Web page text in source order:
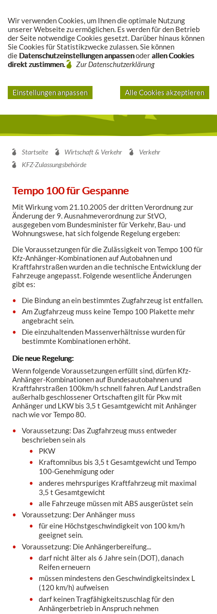
Wir verwenden Cookies, um Ihnen die optimale Nutzung
unserer Webseite zu ermöglichen. Es werden für den Betrieb
der Seite notwendige Cookies gesetzt. Darüber hinaus können
Sie Cookies für Statistikzwecke zulassen. Sie können
die Datenschutzeinstellungen anpassenoderallen Cookies
direkt zustimmen.
Zur Datenschutzerklärung
Einstellungen anpassen Alle Cookies akzeptieren
Startseite Wirtschaft & Verkehr
Verkehr
KFZ-Zulassungsbehörde
Tempo 100 für Gespanne
Mit Wirkung vom 21.10.2005 der dritten Verordnung zur
Änderung der 9. Ausnahmeverordnung zur StVO,
ausgegeben vom Bundesminister für Verkehr, Bau- und
Wohnungswese, hat sich folgende Regelung ergeben:
Die Voraussetzungen für die Zulässigkeit von Tempo 100 für
Kfz-Anhänger-Kombinationen auf Autobahnen und
Kraftfahrstraßen wurden an die technische Entwicklung der
Fahrzeuge angepasst. Folgende wesentliche Änderungen
gibt es:
Die Bindung an ein bestimmtes Zugfahrzeug ist entfallen.
Am Zugfahrzeug muss keine Tempo 100 Plakette mehr
angebracht sein.
Die einzuhaltenden Massenverhältnisse wurden für
bestimmte Kombinationen erhöht.
Die neue Regelung:
Wenn folgende Voraussetzungen erfüllt sind, dürfen Kfz-
Anhänger-Kombinationen auf Bundesautobahnen und
Kraftfahrstraßen 100km/h schnell fahren. Auf Landstraßen
außerhalb geschlossener Ortschaften gilt für Pkw mit
Anhänger und LKW bis 3,5 t Gesamtgewicht mit Anhänger
nach wie vor Tempo 80.
Voraussetzung: Das Zugfahrzeug muss entweder
beschrieben sein als
PKW
Kraftomnibus bis 3,5 t Gesamtgewicht und Tempo
100-Genehmigung oder
anderes mehrspuriges Kraftfahrzeug mit maximal
3,5 t Gesamtgewicht
alle Fahrzeuge müssen mit ABS ausgerüstet sein
Voraussetzung: Der Anhänger muss
für eine Höchstgeschwindigkeit von 100 km/h
geeignet sein.
Voraussetzung: Die Anhängerbereifung...
darf nicht älter als 6 Jahre sein (DOT), danach
Reifen erneuern
müssen mindestens den Geschwindigkeitsindex L
(120 km/h) aufweisen
darf keinen Tragfähigkeitszuschlag für den
Anhängerbetrieb in Anspruch nehmen